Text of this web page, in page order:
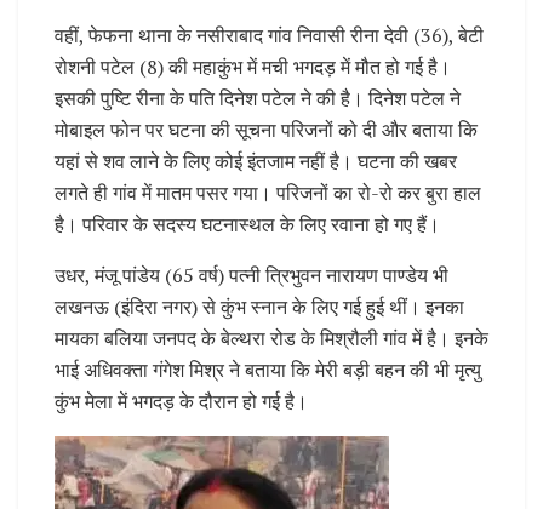
वहीं, फेफना थाना के नसीराबाद गांव निवासी रीना देवी (36), बेटी
रोशनी पटेल (8) की महाकुंभ में मची भगदड़ में मौत हो गई है।
इसकी पुष्टि रीना के पति दिनेश पटेल ने की है। दिनेश पटेल ने
मोबाइल फोन पर घटना की सूचना परिजनों को दी और बताया कि
यहां से शव लाने के लिए कोई इंतजाम नहीं है। घटना की खबर
लगते ही गांव में मातम पसर गया। परिजनों का रो-रो कर बुरा हाल
है। परिवार के सदस्य घटनास्थल के लिए रवाना हो गए हैं।
उधर, मंजू पांडेय (65 वर्ष) पत्नी त्रिभुवन नारायण पाण्डेय भी
लखनऊ (इंदिरा नगर) से कुंभ स्नान के लिए गई हुई थीं। इनका
मायका बलिया जनपद के बेल्थरा रोड के मिश्रौली गांव में है। इनके
भाई अधिवक्ता गंगेश मिश्र ने बताया कि मेरी बड़ी बहन की भी मृत्यु
कुंभ मेला में भगदड़ के दौरान हो गई है।